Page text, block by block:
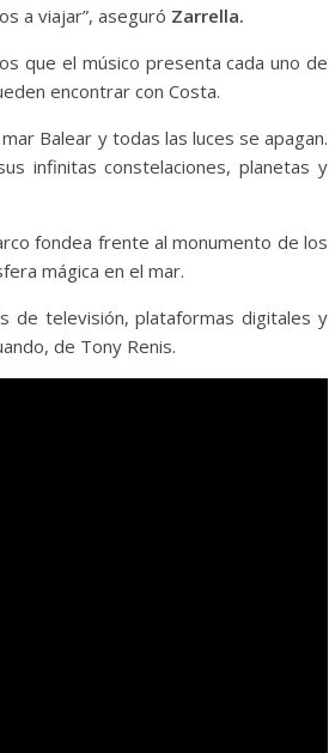
a viajar”, aseguró Zarrella.
que el músico presenta cada uno de
encontrar con Costa.
Balear y todas las luces se apagan.
infinitas constelaciones, planetas y
fondea frente al monumento de los
mágica en el mar.
de televisión, plataformas digitales y
de Tony Renis.